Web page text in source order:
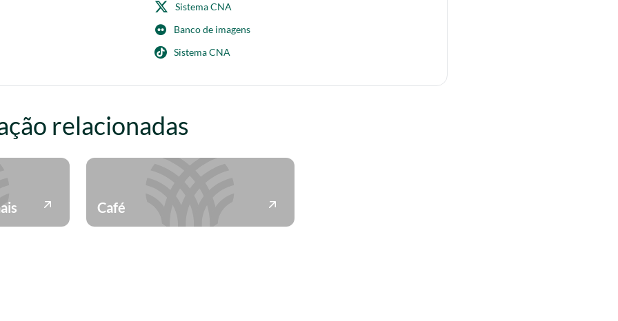
Sistema CNA
Banco de imagens
Sistema CNA
relacionadas
Café